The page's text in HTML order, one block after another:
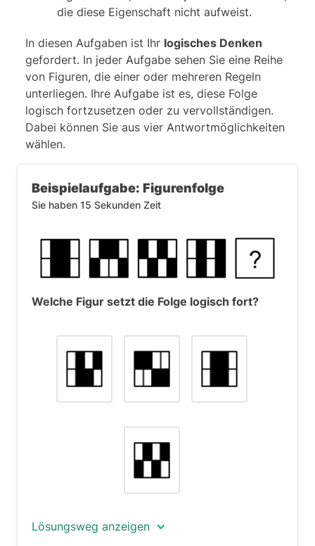
die diese Eigenschaft nicht aufweist.
In diesen Aufgaben ist Ihr logisches Denken
gefordert. In jeder Aufgabe sehen Sie eine Reihe
von Figuren, die einer oder mehreren Regeln
unterliegen. Ihre Aufgabe ist es, diese Folge
logisch fortzusetzen oder zu vervollständigen.
Dabei können Sie aus vier Antwortmöglichkeiten
wählen.
Beispielaufgabe: Figurenfolge
Sie haben 15 Sekunden Zeit
Welche Figur setzt die Folge logisch fort?
Lösungsweg anzeigen